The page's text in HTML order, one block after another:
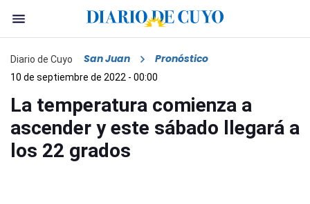
Diario de Cuyo San Juan Pronóstico
10 de septiembre de 2022 - 00:00
La temperatura comienza a
ascender y este sábado llegará a
los 22 grados